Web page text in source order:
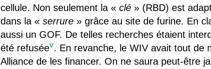
cellule. Non seulement la « clé » (RBD) est
dans la « serrure » grâce au site de furine. En
aussi un GOF. De telles recherches étaient
été refuséev. En revanche, le WIV avait tout de
Alliance de les financer. On ne saura peut-être